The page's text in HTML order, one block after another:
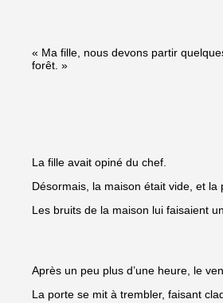
« Ma fille, nous devons partir
forêt. »
La fille avait opiné du chef.
Désormais, la maison était vide, et
Les bruits de la maison lui faisaient
Après un peu plus d’une heure, le
La porte se mit à trembler, faisant